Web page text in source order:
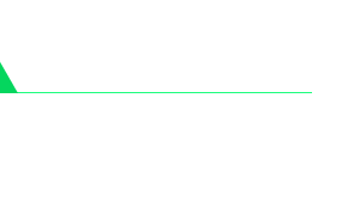
Gauchesca - parte